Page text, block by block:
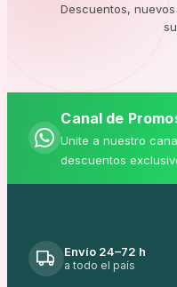
Descuentos,
Canal de
Unite a nuestro
descuentos
Envío 24–72 h
a todo el país